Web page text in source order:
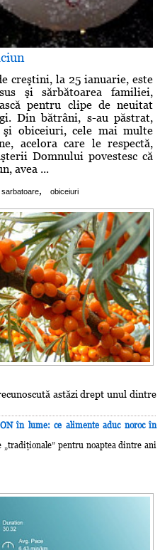
creştini, la 25 ianuarie, este
şi sărbătoarea familiei,
pentru clipe de neuitat
Din bătrâni, s-au păstrat,
şi obiceiuri, cele mai multe
acelora care le respectă,
Domnului povestesc că
avea ...
sarbatoare, obiceiuri
astăzi drept unul dintre
în lume: ce alimente aduc noroc în
„tradiţionale” pentru noaptea dintre ani